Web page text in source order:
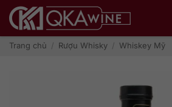
qua
dungTrang chủ / Rượu Whisky / Whiskey Mỹ